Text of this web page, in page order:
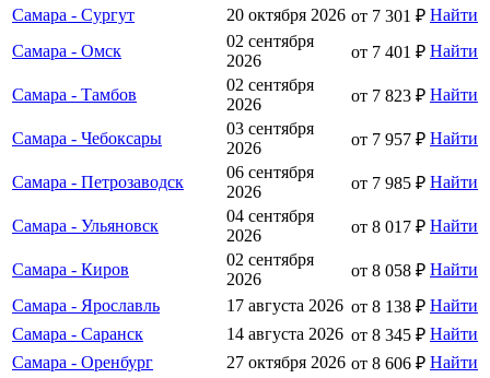
Самара - Сургут
20 октября 2026 от 7 301 ₽ Найти
Самара - Омск
02 сентября
2026
от 7 401 ₽ Найти
Самара - Тамбов
02 сентября
2026
от 7 823 ₽ Найти
Самара - Чебоксары
03 сентября
2026
от 7 957 ₽ Найти
Самара - Петрозаводск
06 сентября
2026
от 7 985 ₽ Найти
Самара - Ульяновск
04 сентября
2026
от 8 017 ₽ Найти
Самара - Киров
02 сентября
2026
от 8 058 ₽ Найти
Самара - Ярославль
17 августа 2026 от 8 138 ₽ Найти
Самара - Саранск
14 августа 2026 от 8 345 ₽ Найти
Самара - Оренбург
27 октября 2026 от 8 606 ₽ Найти